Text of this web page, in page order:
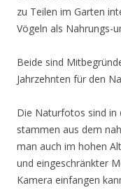
zu Teilen im Garten
Vögeln als Nahrungs-
Beide sind
Jahrzehnten für den
Die Naturfotos sind in
stammen aus dem
man auch im hohen
und eingeschränkter
Kamera einfangen